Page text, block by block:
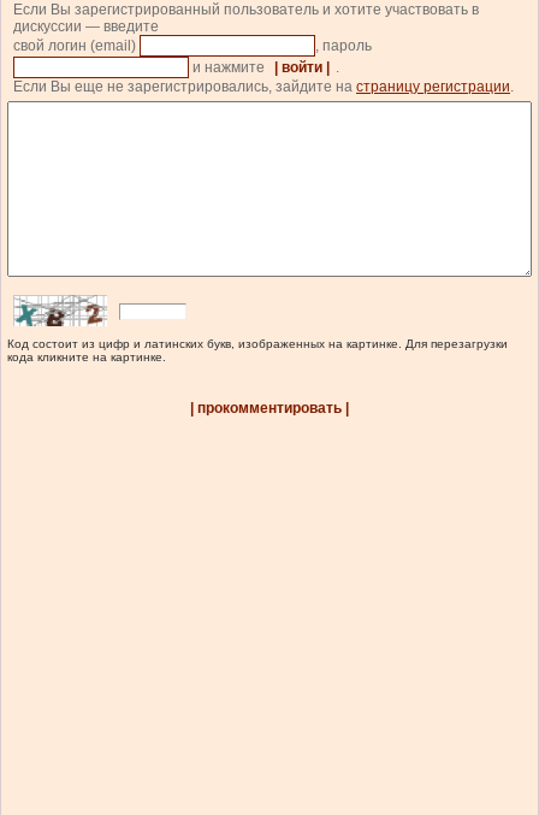
Если Вы зарегистрированный пользователь и хотите участвовать в
дискуссии — введите
свой логин (email)
, пароль
и нажмите
| войти |
.
Если Вы еще не зарегистрировались, зайдите на страницу регистрации.
Код состоит из цифр и латинских букв, изображенных на картинке. Для перезагрузки
кода кликните на картинке.
| прокомментировать |